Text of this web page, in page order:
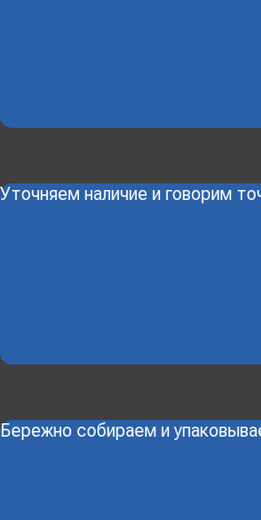
Уточняем наличие и говорим
Бережно собираем и